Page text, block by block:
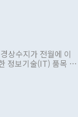
로 추진하겠다고 공
놨다. 그동안 정 장
있지만 대통령과 유
이례적이다. 정 장
소리도 높아지고 있
상수지가 전월에 이
정보기술(IT) 품목 수